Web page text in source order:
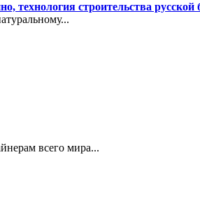
технология строительства русской
всего мира...